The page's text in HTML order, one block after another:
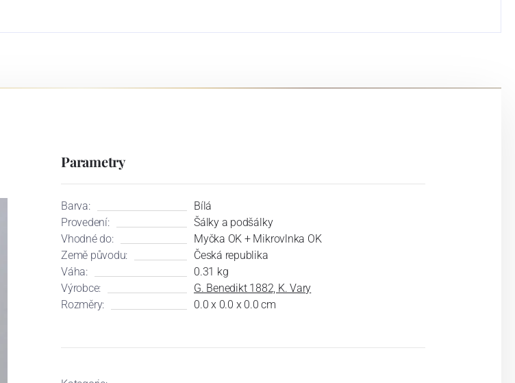
Parametry
Barva:
Bílá
Provedení:
Šálky a podšálky
Vhodné do:
Myčka OK + Mikrovlnka OK
Země původu:
Česká republika
Váha:
0.31 kg
Výrobce:
G. Benedikt 1882, K. Vary
Rozměry:
0.0 x 0.0 x 0.0 cm